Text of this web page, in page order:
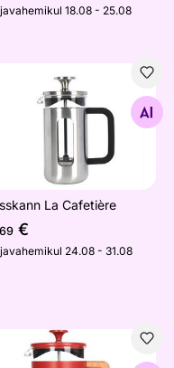
18.08 - 25.08
650 ml La Cafetière
Otsi sarnaseid
La Cafetière
€
24.08 - 31.08
La Cafetière 1 L